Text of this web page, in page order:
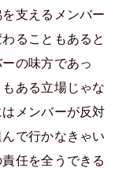
支えるメンバー
ることもあると
の味方であっ
ある立場じゃな
メンバーが反対
で行かなきゃい
任を全うできる